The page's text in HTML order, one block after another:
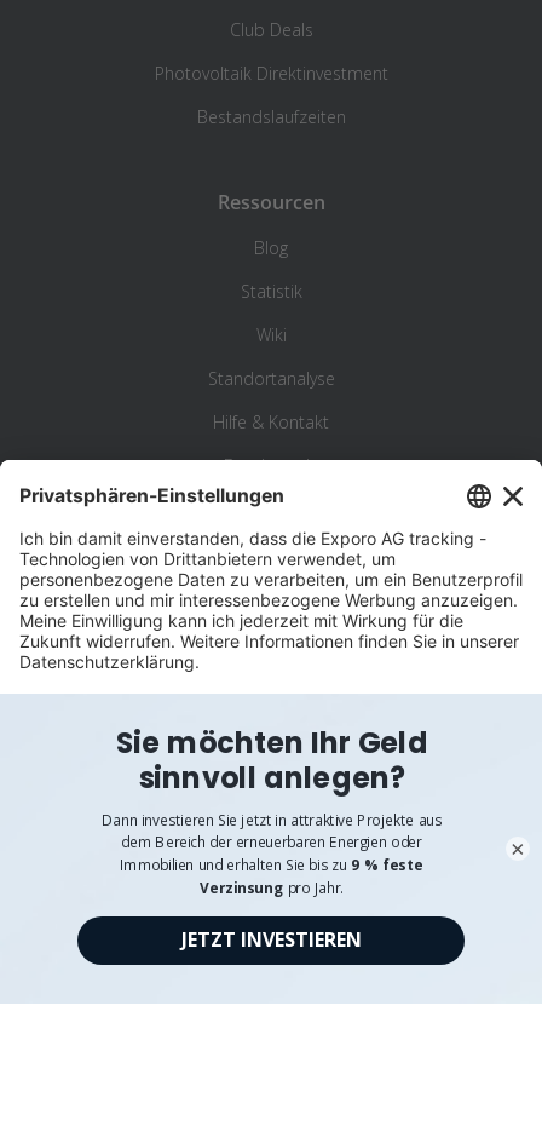
Club Deals
Photovoltaik Direktinvestment
Bestandslaufzeiten
Ressourcen
Blog
Statistik
Wiki
Standortanalyse
Hilfe & Kontakt
Beschwerde
©Exporo AG 2026
AGB
Disclaimer
Pflichtangaben
Verhaltenskodex & Hinweisgebersystem
×